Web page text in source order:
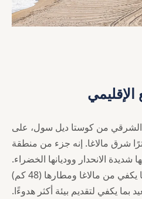
الإقليمي
من كوستا ديل سول، على
30 كيلومترًا شرق مالاغا. إنه جزء من منطقة
شديدة الانحدار ووديانها الخضراء.
الموقع استراتيجي: قريب بما يكفي من مالاغا ومطارها (48 كم)
بما يكفي لتقديم بيئة أكثر هدوءًا.